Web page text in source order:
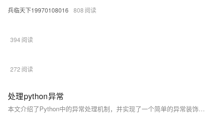
兵临天下19970108016 808
394
272
处理python异常
本文介绍了Python中的异常处理机制，并实现了一个简单的异常装饰器。通过`try/except`语句捕获异常，结合`finally`子句完成清理工作。为进一步优化代码结构，文章提出了使用装饰器处理异常的方法，避免函数中大量冗长的异常处理语句。通过类封装异常装饰器，多个函数可共享异常处理逻辑，提升代码简洁性和可维护性。总结强调了装饰器在异常处理中的优势，使代码更加优雅高效。